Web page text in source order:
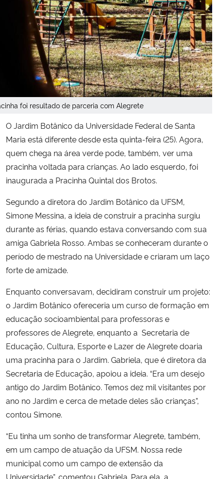
Secretaria-Geral
Secretaria de Governo
Gabinete de Segurança Institucional
Advocacia-Geral da União
Banco Central do Brasil
Planalto
foi resultado de parceria com Alegrete
O Jardim Botânico da Universidade Federal de Santa
Maria está diferente desde esta quinta-feira (25). Agora,
quem chega na área verde pode, também, ver uma
pracinha voltada para crianças. Ao lado esquerdo, foi
inaugurada a Pracinha Quintal dos Brotos.
Segundo a diretora do Jardim Botânico da UFSM,
Simone Messina, a ideia de construir a pracinha surgiu
durante as férias, quando estava conversando com sua
amiga Gabriela Rosso. Ambas se conheceram durante o
período de mestrado na Universidade e criaram um laço
forte de amizade.
Enquanto conversavam, decidiram construir um projeto:
o Jardim Botânico ofereceria um curso de formação em
educação socioambiental para professoras e
professores de Alegrete, enquanto a Secretaria de
Educação, Cultura, Esporte e Lazer de Alegrete doaria
uma pracinha para o Jardim. Gabriela, que é diretora da
Secretaria de Educação, apoiou a ideia. “Era um desejo
antigo do Jardim Botânico. Temos dez mil visitantes por
ano no Jardim e cerca de metade deles são crianças”,
contou Simone.
“Eu tinha um sonho de transformar Alegrete, também,
em um campo de atuação da UFSM. Nossa rede
municipal como um campo de extensão da
Universidade”, comentou Gabriela. Para ela, a